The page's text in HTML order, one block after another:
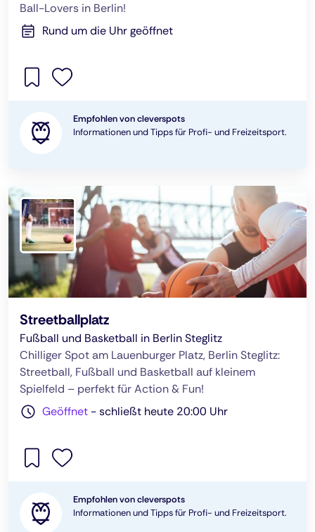
Ball-Lovers in Berlin!
Rund um die Uhr geöffnet
Empfohlen von cleverspots
Informationen und Tipps für Profi- und Freizeitsport.
Streetballplatz
Fußball und Basketball in Berlin Steglitz
Chilliger Spot am Lauenburger Platz, Berlin Steglitz:
Streetball, Fußball und Basketball auf kleinem
Spielfeld – perfekt für Action & Fun!
Geöffnet -schließt heute 20:00 Uhr
Empfohlen von cleverspots
Informationen und Tipps für Profi- und Freizeitsport.